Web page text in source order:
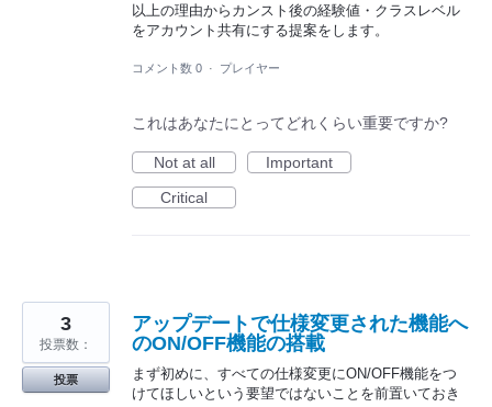
以上の理由からカンスト後の経験値・クラスレベル
をアカウント共有にする提案をします。
コメント数 0 · プレイヤー
これはあなたにとってどれくらい重要ですか?
Not at all
Important
Critical
アップデートで仕様変更された機能へ
のON/OFF機能の搭載
まず初めに、すべての仕様変更にON/OFF機能をつ
けてほしいという要望ではないことを前置いておき
3
投票数：
投票